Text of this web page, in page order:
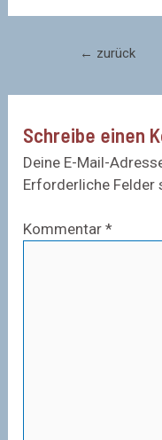
← zurück
Schreibe einen
Deine E-Mail-
Erforderliche
Kommentar*